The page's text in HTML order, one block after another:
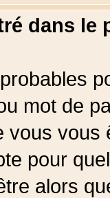
dans le
mot de
vous
pour
alors